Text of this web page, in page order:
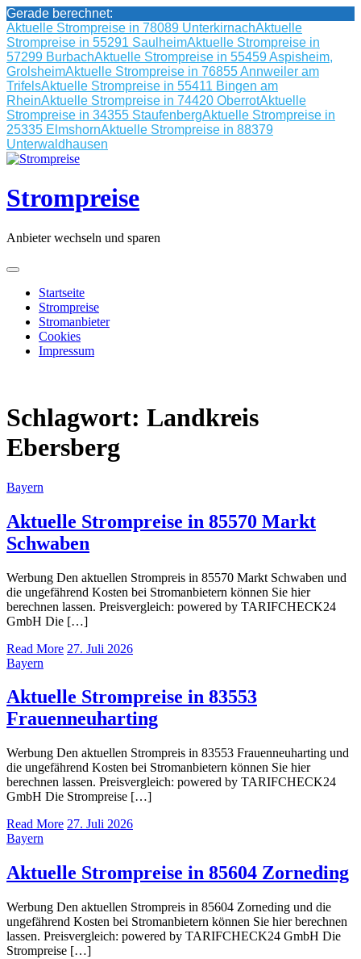
Gerade berechnet:
Aktuelle Strompreise in 78089 UnterkirnachAktuelle
Strompreise in 55291 SaulheimAktuelle Strompreise in
57299 BurbachAktuelle Strompreise in 55459 Aspisheim,
GrolsheimAktuelle Strompreise in 76855 Annweiler am
TrifelsAktuelle Strompreise in 55411 Bingen am
RheinAktuelle Strompreise in 74420 OberrotAktuelle
Strompreise in 34355 StaufenbergAktuelle Strompreise in
25335 ElmshornAktuelle Strompreise in 88379
Unterwaldhausen
Skip
content
Strompreise
Anbieter wechseln und sparen
Startseite
Strompreise
Stromanbieter
Cookies
Impressum
Schlagwort: Landkreis
Ebersberg
Bayern
Aktuelle Strompreise in 85570 Markt
Schwaben
Werbung Den aktuellen Strompreis in 85570 Markt Schwaben und
die ungefährend Kosten bei Stromanbietern können Sie hier
berechnen lassen. Preisvergleich: powered by TARIFCHECK24
GmbH Die […]
Read More 27. Juli 2026
Bayern
Aktuelle Strompreise in 83553
Frauenneuharting
Werbung Den aktuellen Strompreis in 83553 Frauenneuharting und
die ungefährend Kosten bei Stromanbietern können Sie hier
berechnen lassen. Preisvergleich: powered by TARIFCHECK24
GmbH Die Strompreise […]
Read More 27. Juli 2026
Bayern
Aktuelle Strompreise in 85604 Zorneding
Werbung Den aktuellen Strompreis in 85604 Zorneding und die
ungefährend Kosten bei Stromanbietern können Sie hier berechnen
lassen. Preisvergleich: powered by TARIFCHECK24 GmbH Die
Strompreise […]